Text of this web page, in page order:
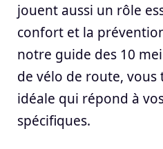
jouent aussi un rôle
confort et la
notre guide des 10
de vélo de route,
idéale qui répond à
spécifiques.